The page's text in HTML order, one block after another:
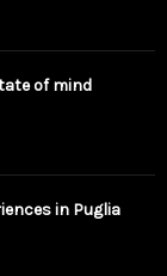
of mind
in Puglia